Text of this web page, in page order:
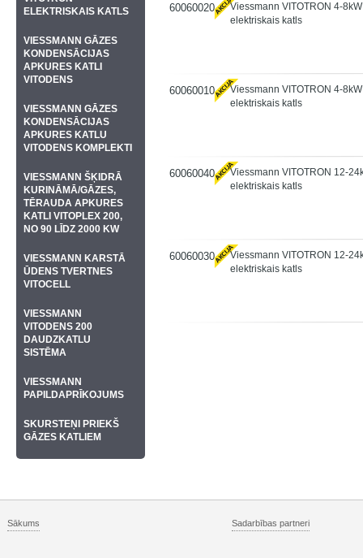
60060020
Viessmann VITOTRON 4-
elektriskais katls
60060010
Viessmann VITOTRON 4-
elektriskais katls
60060040
Viessmann VITOTRON 12-
elektriskais katls
60060030
Viessmann VITOTRON 12-
elektriskais katls
ELEKTRISKAIS KATLS
VIESSMANN GĀZES
KONDENSĀCIJAS
APKURES KATLI
VITODENS
VIESSMANN GĀZES
KONDENSĀCIJAS
APKURES KATLU
VITODENS KOMPLEKTI
VIESSMANN ŠĶIDRĀ
KURINĀMĀ/GĀZES,
TĒRAUDA APKURES
KATLI VITOPLEX 200,
NO 90 LĪDZ 2000 KW
VIESSMANN KARSTĀ
ŪDENS TVERTNES
VITOCELL
VIESSMANN
VITODENS 200
DAUDZKATLU
SISTĒMA
VIESSMANN
PAPILDAPRĪKOJUMS
SKURSTEŅI PRIEKŠ
GĀZES KATLIEM
Sākums Sadarbības partneri